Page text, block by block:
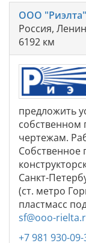
ООО "Риэлта"
Россия,
6192 км
предложить
собственном
чертежам.
Собственное
Санкт-
(ст. метро
пластмасс
sf@ooo-
+7 981 930-